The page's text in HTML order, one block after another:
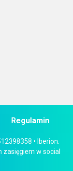
• Iberion.
w social
Regulamin